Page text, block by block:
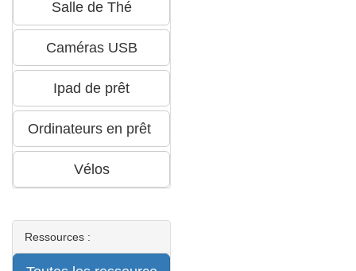
Ressources :